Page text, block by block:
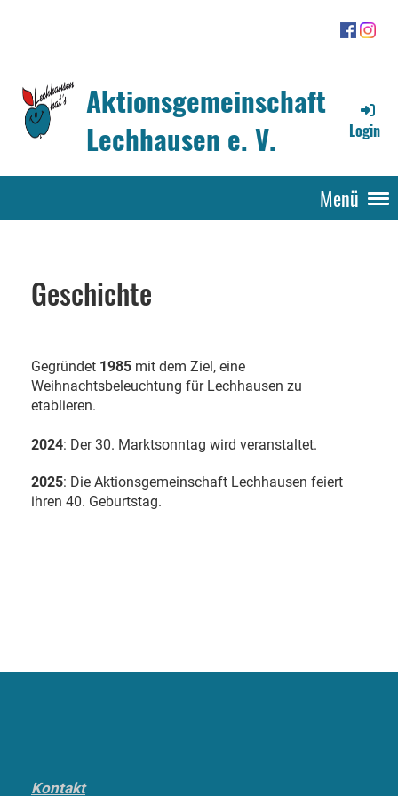
Aktionsgemeinschaft
Lechhausen e. V.
Login
Menü
Geschichte
Gegründet 1985 mit dem Ziel, eine
Weihnachtsbeleuchtung für Lechhausen zu
etablieren.
2024: Der 30. Marktsonntag wird veranstaltet.
2025: Die Aktionsgemeinschaft Lechhausen feiert
ihren 40. Geburtstag.
Kontakt